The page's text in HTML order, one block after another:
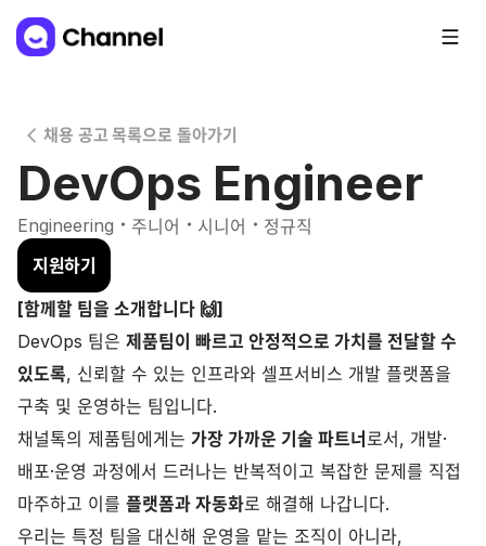
채용 공고 목록으로 돌아가기
DevOps Engineer
Engineering ・ 주니어 ・ 시니어 ・ 정규직
지원하기
[함께할 팀을 소개합니다 🙌]
DevOps 팀은 제품팀이 빠르고 안정적으로 가치를 전달할 수
있도록, 신뢰할 수 있는 인프라와 셀프서비스 개발 플랫폼을
구축 및 운영하는 팀입니다.
채널톡의 제품팀에게는 가장 가까운 기술 파트너 로서, 개발·
배포·운영 과정에서 드러나는 반복적이고 복잡한 문제를 직접
마주하고 이를 플랫폼과 자동화로 해결해 나갑니다.
우리는 특정 팀을 대신해 운영을 맡는 조직이 아니라,